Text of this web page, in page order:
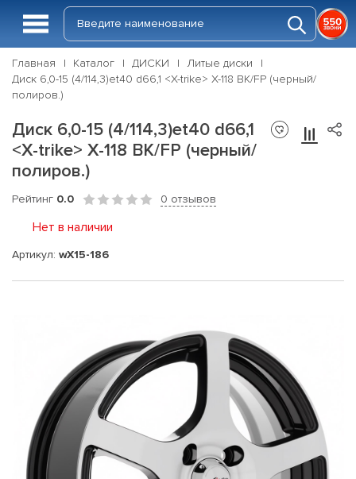
Главная Каталог ДИСКИ
Литые диски
Диск 6,0-15 (4/114,3)et40 d66,1 <X-trike> X-118 BK/FP (черный/
полиров.)
Диск 6,0-15 (4/114,3)et40 d66,1
<X-trike> X-118 BK/FP (черный/
полиров.)
Рейтинг 0.0 0 отзывов
Нет в наличии
Артикул: wX15-186